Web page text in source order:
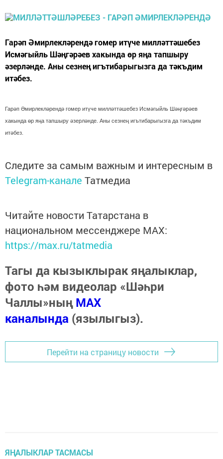
Гарәп Әмирлекләрендә гомер итүче милләттәшебез
Исмәгыйль Шәңгәрәев хакында өр яңа тапшыру
әзерләнде. Аны сезнең игътибарыгызга да тәкъдим
итәбез.
Гарәп Әмирлекләрендә гомер итүче милләттәшебез Исмәгыйль Шәңгәрәев
хакында өр яңа тапшыру әзерләнде. Аны сезнең игътибарыгызга да тәкъдим
итәбез.
Следите за самым важным и интересным в
Telegram-канале Татмедиа
Читайте новости Татарстана в
национальном мессенджере MАХ:
https://max.ru/tatmedia
Тагы да кызыклырак яңалыклар,
фото һәм видеолар «Шәһри
Чаллы»ныңMAX
каналында (язылыгыз).
Перейти на страницу новости
ЯҢАЛЫКЛАР ТАСМАСЫ